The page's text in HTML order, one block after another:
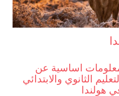
اساسية عن
الثانوي والابتدائي
هولندا